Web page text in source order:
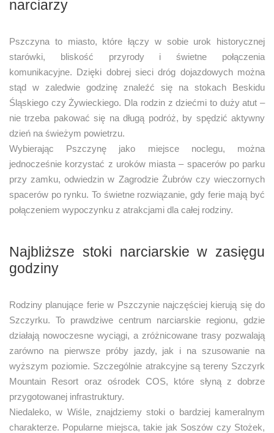
narciarzy
Pszczyna to miasto, które łączy w sobie urok historycznej
starówki, bliskość przyrody i świetne połączenia
komunikacyjne. Dzięki dobrej sieci dróg dojazdowych można
stąd w zaledwie godzinę znaleźć się na stokach Beskidu
Śląskiego czy Żywieckiego. Dla rodzin z dziećmi to duży atut –
nie trzeba pakować się na długą podróż, by spędzić aktywny
dzień na świeżym powietrzu.
Wybierając Pszczynę jako miejsce noclegu, można
jednocześnie korzystać z uroków miasta – spacerów po parku
przy zamku, odwiedzin w Zagrodzie Żubrów czy wieczornych
spacerów po rynku. To świetne rozwiązanie, gdy ferie mają być
połączeniem wypoczynku z atrakcjami dla całej rodziny.
Najbliższe stoki narciarskie w zasięgu
godziny
Rodziny planujące ferie w Pszczynie najczęściej kierują się do
Szczyrku. To prawdziwe centrum narciarskie regionu, gdzie
działają nowoczesne wyciągi, a zróżnicowane trasy pozwalają
zarówno na pierwsze próby jazdy, jak i na szusowanie na
wyższym poziomie. Szczególnie atrakcyjne są tereny Szczyrk
Mountain Resort oraz ośrodek COS, które słyną z dobrze
przygotowanej infrastruktury.
Niedaleko, w Wiśle, znajdziemy stoki o bardziej kameralnym
charakterze. Popularne miejsca, takie jak Soszów czy Stożek,